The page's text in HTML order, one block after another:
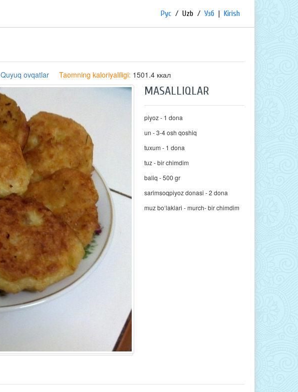
Рус / Uzb / Узб | Kirish
Quyuq ovqatlar Taomning kaloriyaliligi: 1501.4 ккал
MASALLIQLAR
piyoz - 1 dona
un - 3-4 osh qoshiq
tuxum - 1 dona
tuz - bir chimdim
baliq - 500 gr
sarimsoqpiyoz donasi - 2 dona
muz bo‘laklari - murch- bir chimdim